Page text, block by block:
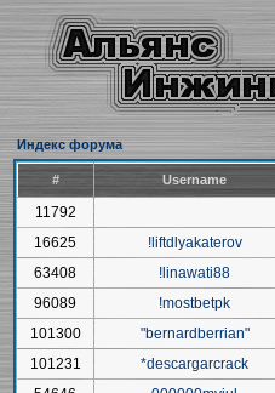
Индекс форума
# Username
11792
16625
!liftdlyakaterov
63408
!linawati88
96089
!mostbetpk
101300
"bernardberrian"
101231
*descargarcrack